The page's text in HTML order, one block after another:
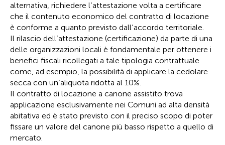
alternativa, richiedere l’attestazione volta a certificare
che il contenuto economico del contratto di locazione
è conforme a quanto previsto dall’accordo territoriale.
Il rilascio dell’attestazione (certificazione) da parte di una
delle organizzazioni locali è fondamentale per ottenere i
benefici fiscali ricollegati a tale tipologia contrattuale
come, ad esempio, la possibilità di applicare la cedolare
secca con un’aliquota ridotta al 10%.
Il contratto di locazione a canone assistito trova
applicazione esclusivamente nei Comuni ad alta densità
abitativa ed è stato previsto con il preciso scopo di poter
fissare un valore del canone più basso rispetto a quello di
mercato.